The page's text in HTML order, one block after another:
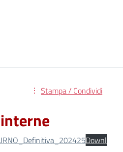
Stampa / Condividi
Downl